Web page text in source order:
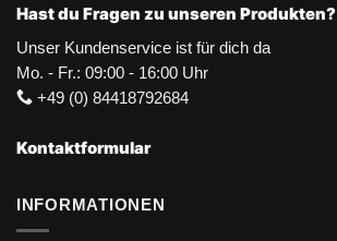
Hast du Fragen zu unseren Produkten?
Unser Kundenservice ist für dich da
Mo. - Fr.: 09:00 - 16:00 Uhr
+49 (0) 84418792684
Kontaktformular
INFORMATIONEN